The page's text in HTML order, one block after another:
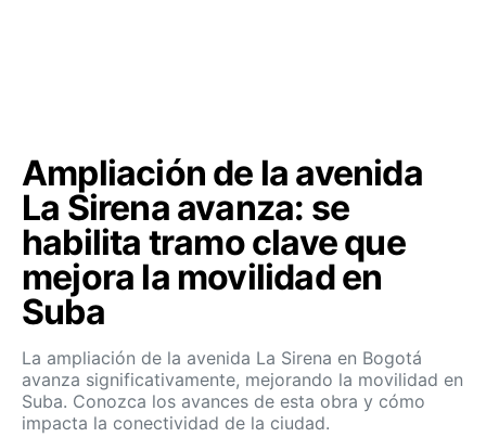
Ampliación de la avenida
La Sirena avanza: se
habilita tramo clave que
mejora la movilidad en
Suba
La ampliación de la avenida La Sirena en Bogotá
avanza significativamente, mejorando la movilidad en
Suba. Conozca los avances de esta obra y cómo
impacta la conectividad de la ciudad.